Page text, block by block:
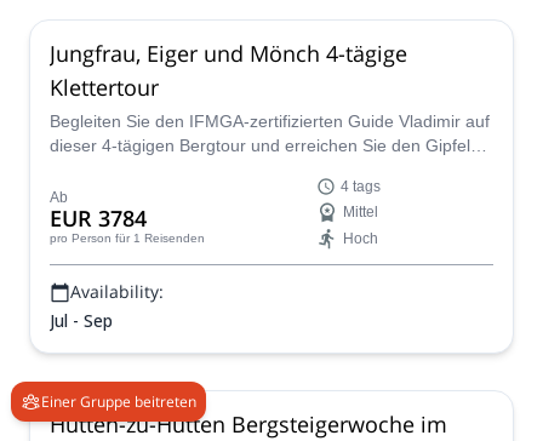
Jungfrau, Eiger und Mönch 4-tägige
Klettertour
Begleiten Sie den IFMGA-zertifizierten Guide Vladimir auf
dieser 4-tägigen Bergtour und erreichen Sie den Gipfel
Der Eiger ist ein ikonischer Berg mit seiner riesigen
Nordwand. Das Klettern auf dem messerscharfen
Mittellegi-Grat ist ein echtes Abenteuer. Der Mönch und
die Jungfrau fügen einige schneebedeckte luftige Grate
mit Gletscherreisen hinzu, was die Überquerung noch
aufregender macht!
Ab
EUR 3784
pro Person für 1 Reisenden
4 tags
Mittel
Hoch
Availability:
Jul - Sep
Einer Gruppe beitreten
Hütten-zu-Hütten Bergsteigerwoche im